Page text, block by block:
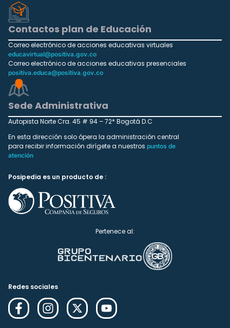
Contactos plan de Educación
Correo electrónico de acciones educativas virtuales
educavirtual@positiva.gov.co
Correo electrónico de acciones educativas presenciales
positiva.educa@positiva.gov.co
Sede Administrativa
Autopista Norte Cra. 45 # 94 – 72* Bogotá D.C
En esta dirección solo ópera la administración central
para recibir información dirígete a nuestros puntos de
atención
Posipedia es un producto de :
Pertenece al:
Redes sociales